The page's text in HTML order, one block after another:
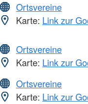
Ortsvereine
Karte: Link zur
Ortsvereine
Karte: Link zur
Ortsvereine
Karte: Link zur